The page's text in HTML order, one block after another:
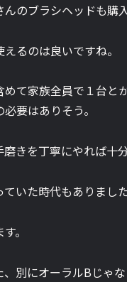
のブラシヘッドも購入
るのは良いですね。
て家族全員で１台と
要はありそう。
磨きを丁寧にやれば十分
いた時代もありました
。
別にオーラルBじゃ